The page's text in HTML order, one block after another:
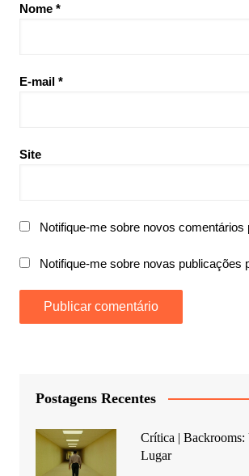
Nome *
E-mail *
Site
Notifique-me sobre novos comentários
Notifique-me sobre novas publicações
Postagens Recentes
Crítica |
Lugar